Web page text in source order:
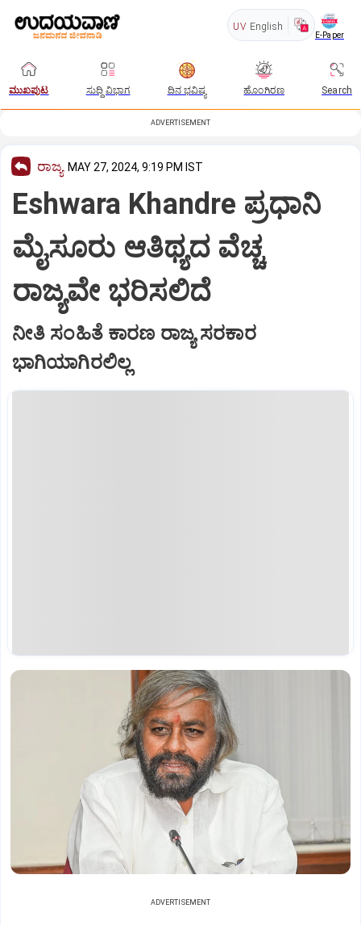
UV English
E-Paper
ಮುಖಪುಟ ಸುದ್ದಿ ವಿಭಾಗ ದಿನ ಭವಿಷ್ಯ ಹೊಂಗಿರಣ Search
ADVERTISEMENT
ರಾಜ್ಯ MAY 27, 2024, 9:19 PM IST
Eshwara Khandre ಪ್ರಧಾನಿ
ಮೈಸೂರು ಆತಿಥ್ಯದ ವೆಚ್ಚ
ರಾಜ್ಯವೇ ಭರಿಸಲಿದೆ
ನೀತಿ ಸಂಹಿತೆ ಕಾರಣ ರಾಜ್ಯ ಸರಕಾರ
ಭಾಗಿಯಾಗಿರಲಿಲ್ಲ
ADVERTISEMENT